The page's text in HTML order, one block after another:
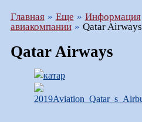
Главная Еще Информация
авиакомпании
Qatar Airways
Qatar Airways